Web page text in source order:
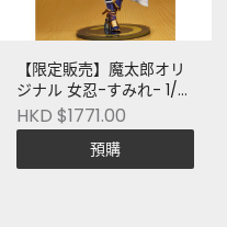
【限定販売】魔太郎オリ
ジナル 女忍-すみれ- 1/7
完成品フィギュア[キュー
ズQ]
HKD $1771.00
預購